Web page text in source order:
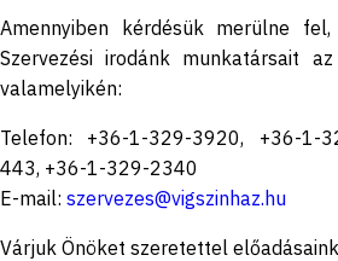
Amennyiben kérdésük merülne
Szervezési irodánk munkatársait
valamelyikén:
Telefon: +36-1-329-3920, +36-1-
443, +36-1-329-2340
E-mail: szervezes@vigszinhaz.hu
Várjuk Önöket szeretettel